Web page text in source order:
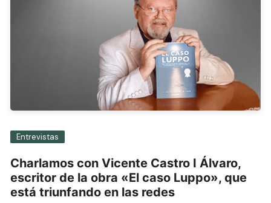
Entrevistas
Charlamos con Vicente Castro I Álvaro,
escritor de la obra «El caso Luppo», que
está triunfando en las redes